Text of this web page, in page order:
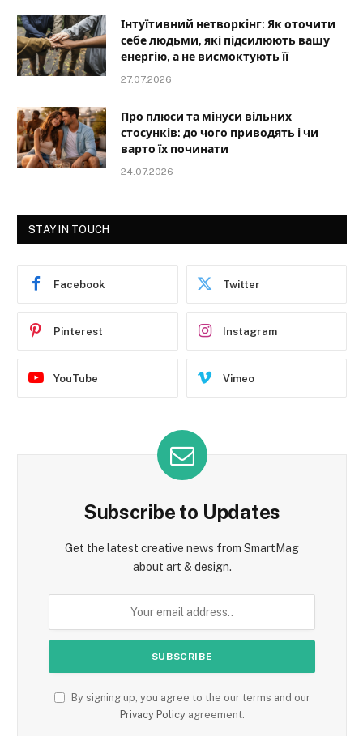
Інтуїтивний нетворкінг: Як оточити
себе людьми, які підсилюють вашу
енергію, а не висмоктують її
27.07.2026
Про плюси та мінуси вільних
стосунків: до чого приводять і чи
варто їх починати
24.07.2026
STAY IN TOUCH
Facebook Twitter
Pinterest Instagram
YouTube Vimeo
Subscribe to Updates
Get the latest creative news from SmartMag
about art & design.
By signing up, you agree to the our terms and our
Privacy Policyagreement.